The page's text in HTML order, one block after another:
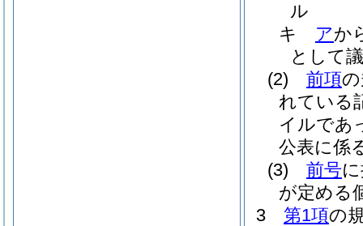
ル
キ
アか
として
(2)
前項
れている
イルであ
公表に係
(3)
前号
が定める
3
第1項の